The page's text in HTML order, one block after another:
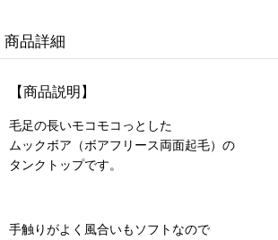
商品詳細
【商品説明】
毛足の長いモコモコっとした
ムックボア（ボアフリース両面起毛）の
タンクトップです。
手触りがよく風合いもソフトなので